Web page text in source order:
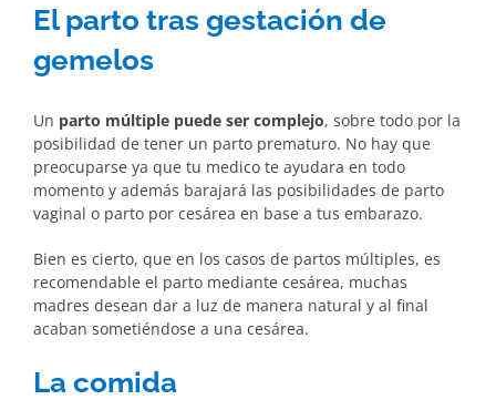
El parto tras gestación de
gemelos
Un parto múltiple puede ser complejo, sobre todo por la
posibilidad de tener un parto prematuro. No hay que
preocuparse ya que tu medico te ayudara en todo
momento y además barajará las posibilidades de parto
vaginal o parto por cesárea en base a tus embarazo.
Bien es cierto, que en los casos de partos múltiples, es
recomendable el parto mediante cesárea, muchas
madres desean dar a luz de manera natural y al final
acaban sometiéndose a una cesárea.
La comida